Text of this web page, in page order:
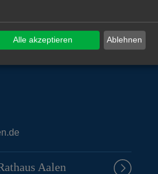
Aalen
Ablehnen
Alle akzeptieren